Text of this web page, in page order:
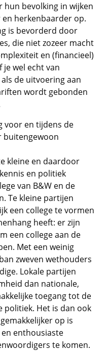
hun bevolking in wijken
herkenbaarder op.
is bevorderd door
die niet zozeer macht
en (financieel)
je wel echt van
de uitvoering aan
wordt gebonden
voor en tijdens de
buitengewoon
kleine en daardoor
en politiek
van B&W en de
Te kleine partijen
een college te vormen
heeft: er zijn
een college aan de
Met een weinig
zweven wethouders
Lokale partijen
dan nationale,
toegang tot de
politiek. Het is dan ook
op is
enthousiaste
te komen.